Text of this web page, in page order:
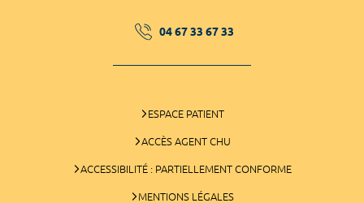
04 67 33 67 33
ESPACE PATIENT
ACCÈS AGENT CHU
ACCESSIBILITÉ : PARTIELLEMENT CONFORME
MENTIONS LÉGALES